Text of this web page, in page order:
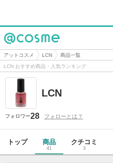
@cosme
アットコスメ LCN
商品一覧
LCN おすすめ商品・人気ランキング
LCN
フォロワー28 フォローとは？
トップ 商品
41
クチコミ
3